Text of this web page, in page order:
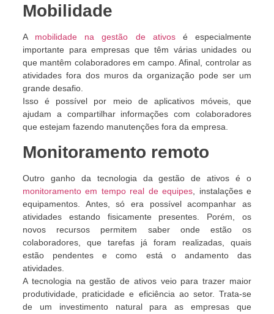
Mobilidade
A mobilidade na gestão de ativosé especialmente
importante para empresas que têm várias unidades ou
que mantêm colaboradores em campo. Afinal, controlar as
atividades fora dos muros da organização pode ser um
grande desafio.
Isso é possível por meio de aplicativos móveis, que
ajudam a compartilhar informações com colaboradores
que estejam fazendo manutenções fora da empresa.
Monitoramento remoto
Outro ganho da tecnologia da gestão de ativos é o
monitoramento em tempo real de equipes , instalações e
equipamentos. Antes, só era possível acompanhar as
atividades estando fisicamente presentes. Porém, os
novos recursos permitem saber onde estão os
colaboradores, que tarefas já foram realizadas, quais
estão pendentes e como está o andamento das
atividades.
A tecnologia na gestão de ativos veio para trazer maior
produtividade, praticidade e eficiência ao setor. Trata-se
de um investimento natural para as empresas que